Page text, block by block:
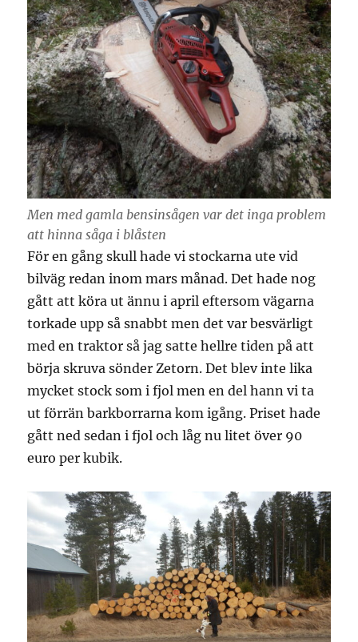
Men med gamla bensinsågen var det inga problem
att hinna såga i blåsten
För en gång skull hade vi stockarna ute vid
bilväg redan inom mars månad. Det hade nog
gått att köra ut ännu i april eftersom vägarna
torkade upp så snabbt men det var besvärligt
med en traktor så jag satte hellre tiden på att
börja skruva sönder Zetorn. Det blev inte lika
mycket stock som i fjol men en del hann vi ta
ut förrän barkborrarna kom igång. Priset hade
gått ned sedan i fjol och låg nu litet över 90
euro per kubik.